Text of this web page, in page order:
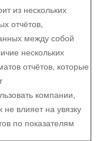
из нескольких
отчётов,
между собой
нескольких
отчётов, которые
компании,
не влияет на увязку
по показателям